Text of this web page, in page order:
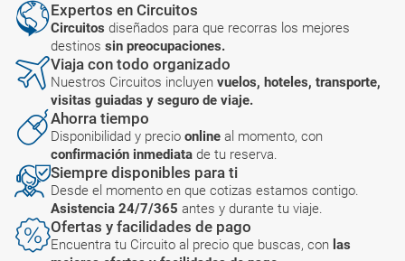
Expertos en Circuitos
Circuitos diseñados para que recorras los mejores
destinos sin preocupaciones.
Viaja con todo organizado
Nuestros Circuitos incluyen vuelos, hoteles, transporte,
visitas guiadas y seguro de viaje.
Ahorra tiempo
Disponibilidad y precio online al momento, con
confirmación inmediata de tu reserva.
Siempre disponibles para ti
Desde el momento en que cotizas estamos contigo.
Asistencia 24/7/365 antes y durante tu viaje.
Ofertas y facilidades de pago
Encuentra tu Circuito al precio que buscas, con las